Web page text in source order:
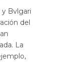
y Bvlgari
del
La